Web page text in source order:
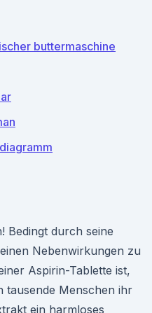
buttermaschine
Bedingt durch seine
Nebenwirkungen zu
Aspirin-Tablette ist,
tausende Menschen ihr
ein harmloses